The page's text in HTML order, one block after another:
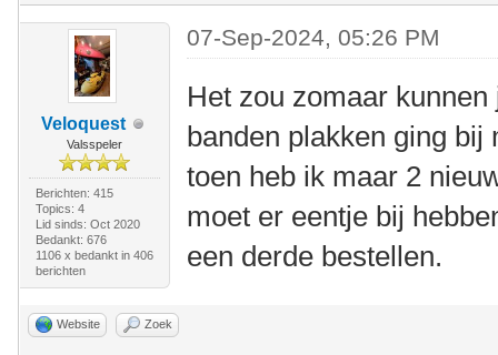
Veloquest
Valsspeler
Berichten: 415
Topics: 4
Lid sinds: Oct 2020
Bedankt: 676
1106 x bedankt in 406
berichten
07-Sep-2024, 05:26 PM
Het zou zomaar
banden plakken ging
toen heb ik maar 2
moet er eentje bij
een derde bestellen.
Website Zoek